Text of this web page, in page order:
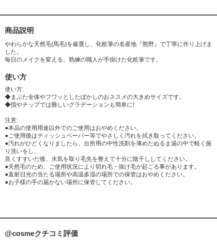
商品説明
やわらかな天然毛(馬毛)を厳選し、化粧筆の名産地『熊野』で丁寧に作り上げま
した。
毎日のメイクを変える、熟練の職人が手掛けた化粧筆です。
使い方
使い方:
◆まぶた全体やフワッとしたぼかしのおススメの大きめサイズです。
◆指やチップでは難しいグラデーションも簡単に!
注意:
●本品の使用用途以外でのご使用はおやめください。
●ご使用後はティッシュペーパー等でやさしく汚れを拭き取ってください。
●汚れがひどくなりましたら、台所用の中性洗剤を薄めたぬるま湯の中で軽く振
り洗いをし、
良くすすいだ後、水気を取り毛先を整えて十分に陰干ししてください。
●天然毛のため、ご使用状況により切れ毛・抜け毛が起こる事があります。
●直射日光の当たる場所や高温多湿の場所での保管はおやめください。
●お子様の手の届かない場所に保管してください。
@cosmeクチコミ評価